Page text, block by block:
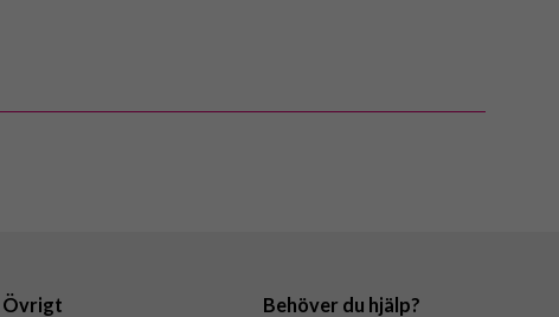
Övrigt Behöver du hjälp?